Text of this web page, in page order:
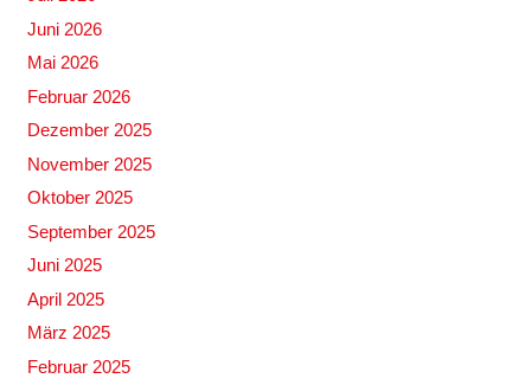
Juni 2026
Mai 2026
Februar 2026
Dezember 2025
November 2025
Oktober 2025
September 2025
Juni 2025
April 2025
März 2025
Februar 2025